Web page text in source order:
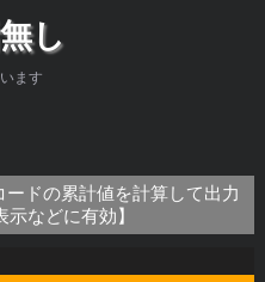
し
ます
ードの累計値を計算して出力
示などに有効】